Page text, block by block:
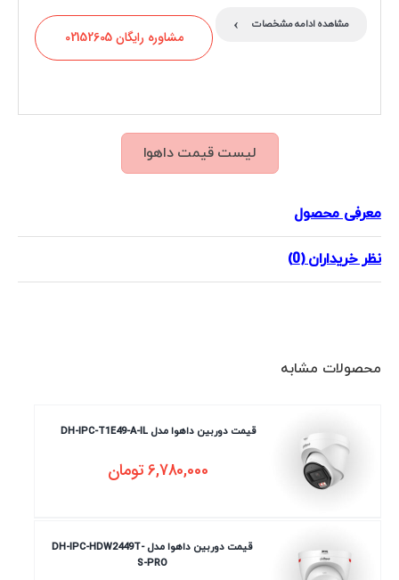
مشاهده ادامه مشخصات ›
مشاوره رایگان 02152605
لیست قیمت داهوا
معرفی محصول
نظر خریداران (0)
محصولات مشابه
قیمت دوربین داهوا مدل DH-IPC-T1E49-A-IL
6,780,000تومان
قیمت دوربین داهوا مدل DH-IPC-HDW2449T-
S-PRO